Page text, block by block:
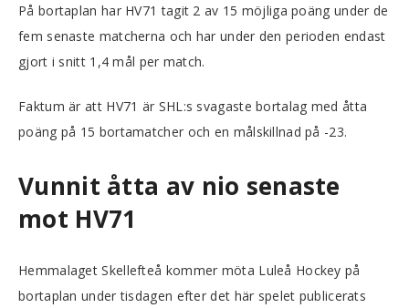
På bortaplan har HV71 tagit 2 av 15 möjliga poäng under de
fem senaste matcherna och har under den perioden endast
gjort i snitt 1,4 mål per match.
Faktum är att HV71 är SHL:s svagaste bortalag med åtta
poäng på 15 bortamatcher och en målskillnad på -23.
Vunnit åtta av nio senaste
mot HV71
Hemmalaget Skellefteå kommer möta Luleå Hockey på
bortaplan under tisdagen efter det här spelet publicerats